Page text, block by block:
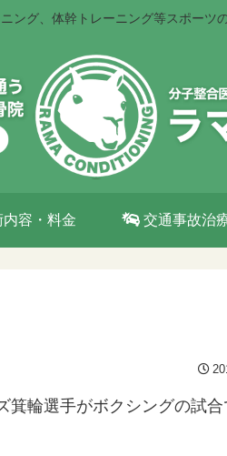
ング、体幹トレーニング等スポーツ
内容・料金 交通事故治
箕輪選手がボクシングの試